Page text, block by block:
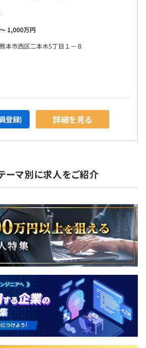
1,000万円
本市西区二本木5丁目１－８
登録) 詳細を見る
ーマ別に求人をご紹介